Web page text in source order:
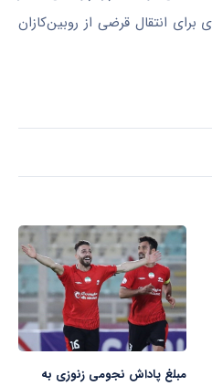
انتقال قرضی از روبین‌کازان
مبلغ پاداش نجومی زنوزی به